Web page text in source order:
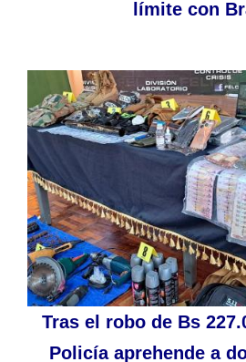
límite con
Tras el robo de Bs
Policía aprehende a